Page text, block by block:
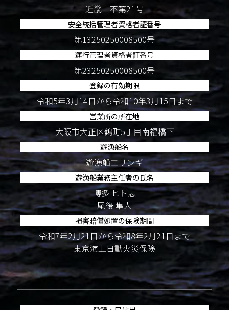
近畿ー不第21号
安全統括管理者資格者証番号
第13250250008500号
運行管理者資格者証番号
第23250250008500号
登録の有効期限
令和5年3月14日から令和10年3月15日まで
営業所の所在地
大阪市大正区鶴町5丁目南福橋下
遊漁船名
遊漁船エリンギ
遊漁船業務主任者の氏名
博多 ヒト志
尾後 隼人
損害賠償処置の保険期間
令和7年2月21日から令和8年2月21日まで
東京海上日動火災保険